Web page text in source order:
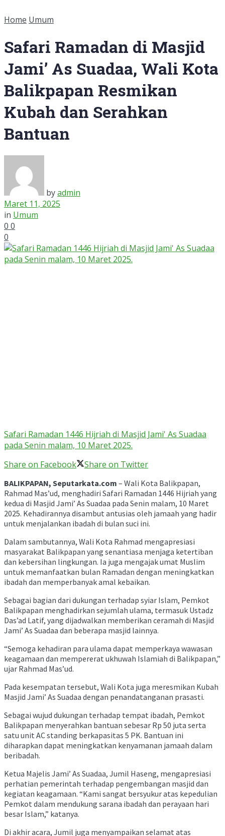
Home Umum
Safari Ramadan di Masjid
Jami’ As Suadaa, Wali Kota
Balikpapan Resmikan
Kubah dan Serahkan
Bantuan
byadmin
Maret 11, 2025
in Umum
0 0
0
Safari Ramadan 1446 Hijriah di Masjid Jami' As Suadaa
pada Senin malam, 10 Maret 2025.
Share on Facebook
Share on Twitter
BALIKPAPAN, Seputarkata.com – Wali Kota Balikpapan,
Rahmad Mas’ud, menghadiri Safari Ramadan 1446 Hijriah yang
kedua di Masjid Jami’ As Suadaa pada Senin malam, 10 Maret
2025. Kehadirannya disambut antusias oleh jamaah yang hadir
untuk menjalankan ibadah di bulan suci ini.
Dalam sambutannya, Wali Kota Rahmad mengapresiasi
masyarakat Balikpapan yang senantiasa menjaga ketertiban
dan kebersihan lingkungan. Ia juga mengajak umat Muslim
untuk memanfaatkan bulan Ramadan dengan meningkatkan
ibadah dan memperbanyak amal kebaikan.
Sebagai bagian dari dukungan terhadap syiar Islam, Pemkot
Balikpapan menghadirkan sejumlah ulama, termasuk Ustadz
Das’ad Latif, yang dijadwalkan memberikan ceramah di Masjid
Jami’ As Suadaa dan beberapa masjid lainnya.
“Semoga kehadiran para ulama dapat memperkaya wawasan
keagamaan dan mempererat ukhuwah Islamiah di Balikpapan,”
ujar Rahmad Mas’ud.
Pada kesempatan tersebut, Wali Kota juga meresmikan Kubah
Masjid Jami’ As Suadaa dengan penandatanganan prasasti.
Sebagai wujud dukungan terhadap tempat ibadah, Pemkot
Balikpapan menyerahkan bantuan sebesar Rp 50 juta serta
satu unit AC standing berkapasitas 5 PK. Bantuan ini
diharapkan dapat meningkatkan kenyamanan jamaah dalam
beribadah.
Ketua Majelis Jami’ As Suadaa, Jumil Haseng, mengapresiasi
perhatian pemerintah terhadap pengembangan masjid dan
kegiatan keagamaan. “Kami sangat bersyukur atas kepedulian
Pemkot dalam mendukung sarana ibadah dan perayaan hari
besar Islam,” katanya.
Di akhir acara, Jumil juga menyampaikan selamat atas